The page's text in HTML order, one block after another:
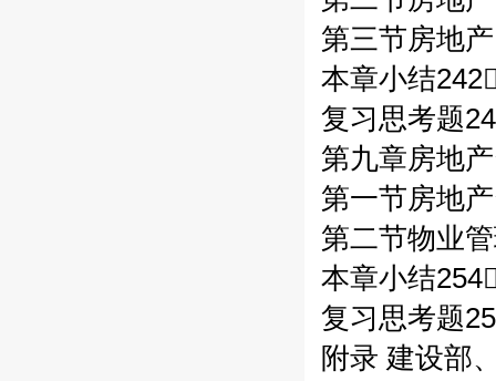
第三节房地
本章小结
复习思考题
第九章房地
第一节房地
第二节物业
本章小结
复习思考题
附录 建设部